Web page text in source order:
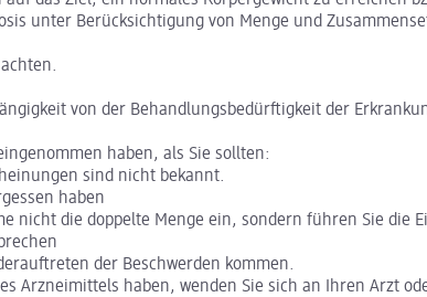
unter Berücksichtigung von Menge und
von der Behandlungsbedürftigkeit der
haben, als Sie sollten:
sind nicht bekannt.
haben
nicht die doppelte Menge ein, sondern führen Sie die
der Beschwerden kommen.
Arzneimittels haben, wenden Sie sich an Ihren Arzt